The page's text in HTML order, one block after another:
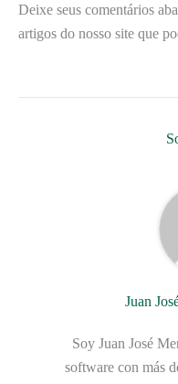
Deixe seus comentários
artigos do nosso site que
Juan
Soy Juan José
software con más